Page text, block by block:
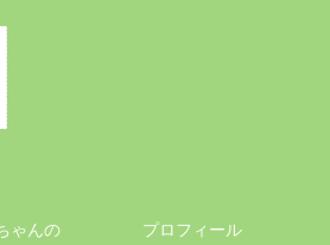
ゃんの
プロフィール